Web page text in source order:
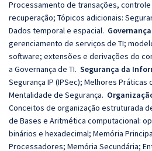
Processamento de transações,
recuperação; Tópicos adicionais:
Dados temporal e espacial.
gerenciamento de serviços de TI;
software; extensões e derivações do
a Governança de TI. Segurança da
Segurança IP (IPSec); Melhores Práticas
Mentalidade de Segurança.
Conceitos de organização estruturada
de Bases e Aritmética computacional:
binários e hexadecimal; Memória
Processadores; Memória Secundária;